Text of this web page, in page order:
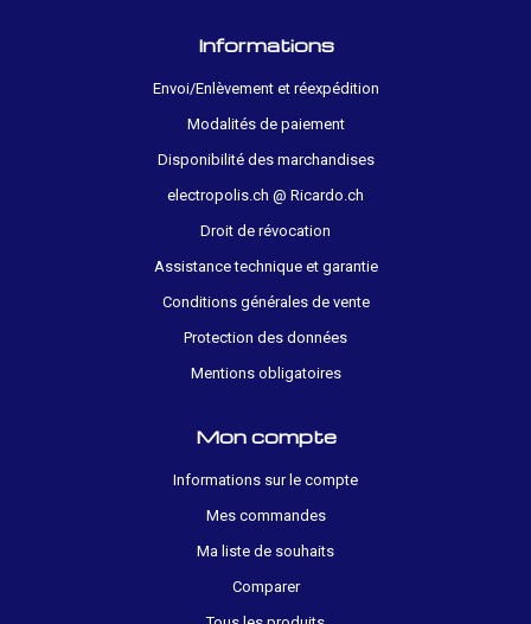
Informations
Envoi/Enlèvement et réexpédition
Modalités de paiement
Disponibilité des marchandises
electropolis.ch @ Ricardo.ch
Droit de révocation
Assistance technique et garantie
Conditions générales de vente
Protection des données
Mentions obligatoires
Mon compte
Informations sur le compte
Mes commandes
Ma liste de souhaits
Comparer